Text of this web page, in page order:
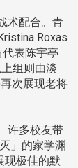
术配合。青
Roxas
表陈宇亭
组则由淡
次展现老将
许多校友带
」的家学渊
现极佳的默